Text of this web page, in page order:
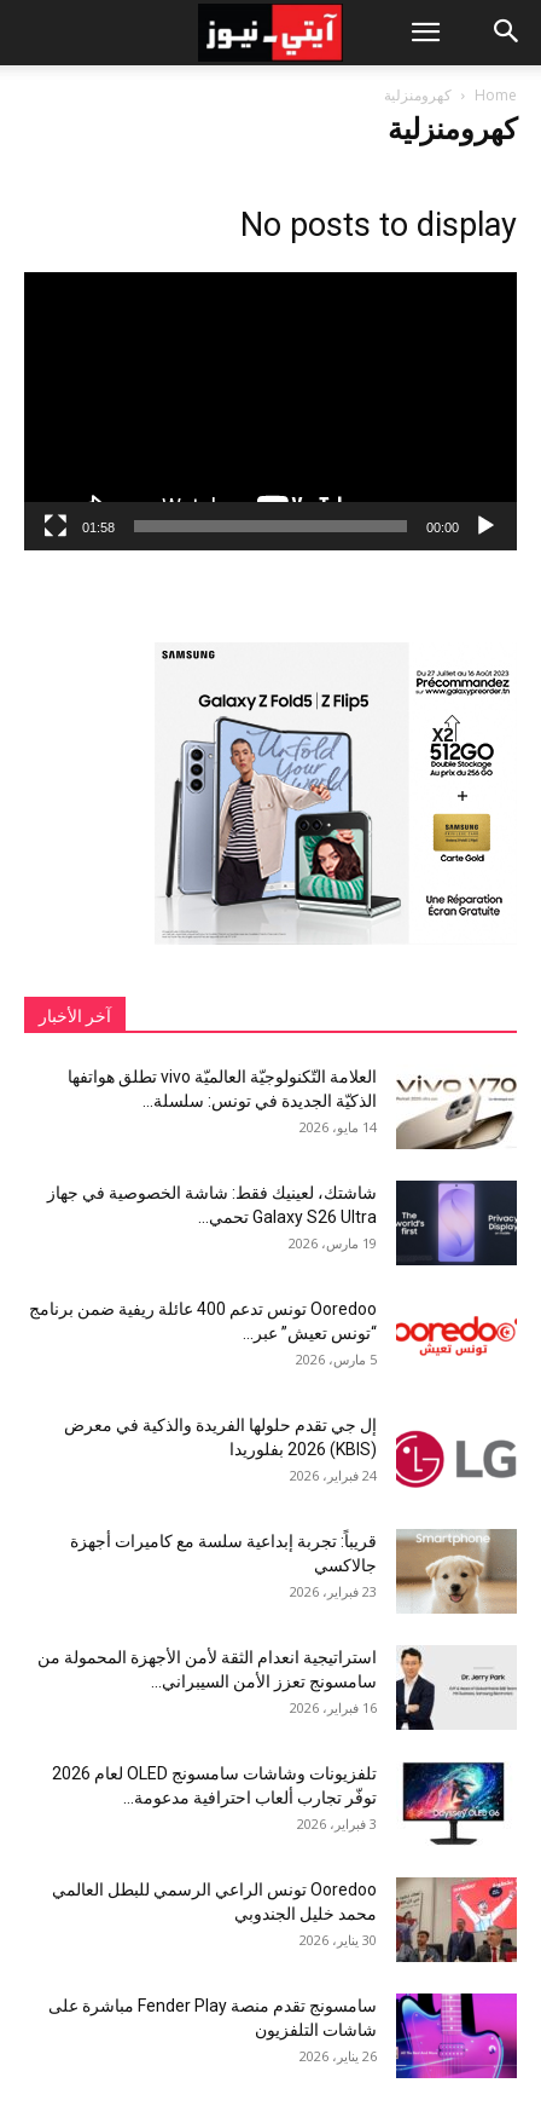
Home كهرومنزلية
كهرومنزلية
No posts to display
00:00
01:58
آخر الأخبار
العلامة التّكنولوجيّة العالميّة vivo تطلق هواتفها
الذكيّة الجديدة في تونس: سلسلة...
14 مايو، 2026
شاشتك، لعينيك فقط: شاشة الخصوصية في جهاز
Galaxy S26 Ultra تحمي...
19 مارس، 2026
Ooredoo تونس تدعم 400 عائلة ريفية ضمن برنامج
“تونس تعيش” عبر...
5 مارس، 2026
إل جي تقدم حلولها الفريدة والذكية في معرض
(KBIS) 2026 بفلوريدا
24 فبراير، 2026
قريباً: تجربة إبداعية سلسة مع كاميرات أجهزة
جالاكسي
23 فبراير، 2026
استراتيجية انعدام الثقة لأمن الأجهزة المحمولة من
سامسونج تعزز الأمن السيبراني...
16 فبراير، 2026
تلفزيونات وشاشات سامسونج OLED لعام 2026
توفّر تجارب ألعاب احترافية مدعومة...
3 فبراير، 2026
Ooredoo تونس الراعي الرسمي للبطل العالمي
محمد خليل الجندوبي
30 يناير، 2026
سامسونج تقدم منصة Fender Play مباشرة على
شاشات التلفزيون
26 يناير، 2026